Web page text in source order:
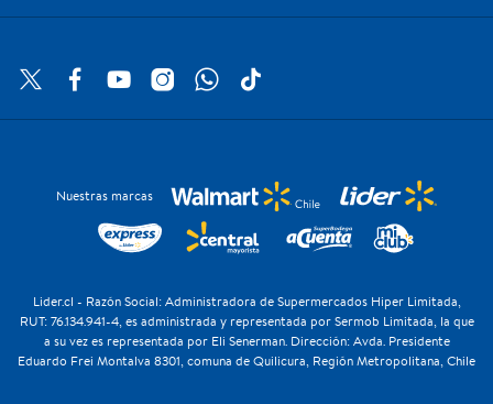
Nuestras marcas
Lider.cl - Razón Social: Administradora de Supermercados Hiper Limitada,
RUT: 76.134.941-4, es administrada y representada por Sermob Limitada, la que
a su vez es representada por Eli Senerman. Dirección: Avda. Presidente
Eduardo Frei Montalva 8301, comuna de Quilicura, Región Metropolitana, Chile